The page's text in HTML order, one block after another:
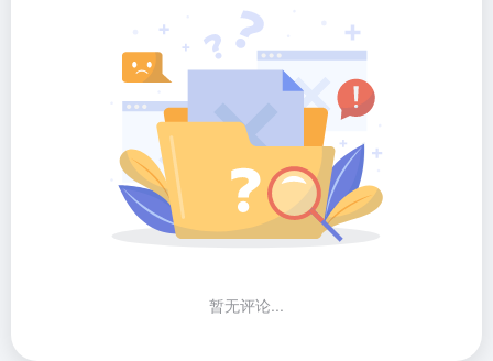
暂无评论...